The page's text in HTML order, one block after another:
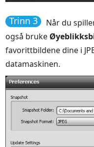
Trinn 3
Når du
også bruke
favorittbildene dine i
datamaskinen.